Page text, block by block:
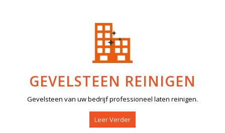
GEVELSTEEN REINIGEN
Gevelsteen van uw bedrijf professioneel laten reinigen.
Leer Verder